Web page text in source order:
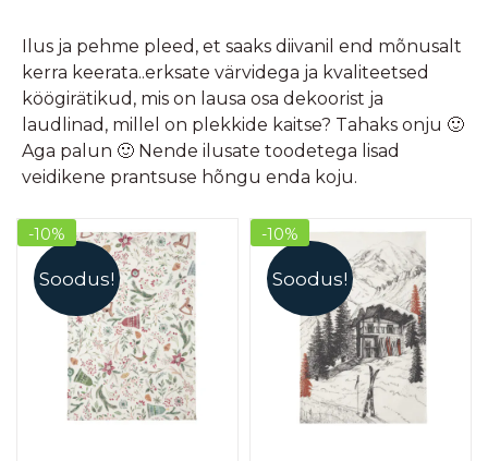
Ilus ja pehme pleed, et saaks diivanil end mõnusalt
kerra keerata..erksate värvidega ja kvaliteetsed
köögirätikud, mis on lausa osa dekoorist ja
laudlinad, millel on plekkide kaitse? Tahaks onju 🙂
Aga palun 🙂 Nende ilusate toodetega lisad
veidikene prantsuse hõngu enda koju.
Soodus!
-10%
Soodus!
-10%